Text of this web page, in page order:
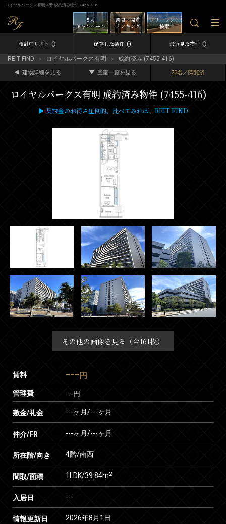
ロイヤルパークス有明 4階 成約済み物件 7455-416
フリーレント
検索
週間／閲覧
ランキング
5大
キャンペーン
検討中リスト 0 保存した条件 0 最近見た物件 0
REIT FIND ロイヤルパークス有明 成約済み (7455-416)
建物詳細を見る 空室一覧を見る 23名／閲覧済
ロイヤルパークス有明 成約済み物件 (7455-416)
▶ 契約金のお得さ圧倒的。比べてみれば、REIT FIND
その他の画像を見る（全161枚）
賃料 --- 円
管理費 ---円
敷金/礼金 ---ヶ月/---ヶ月
仲介/FR ---ヶ月/---ヶ月
所在階/向き 4階/南西
間取/面積 1LDK/39.84m2
入居日 ---
情報更新日 2026年8月1日